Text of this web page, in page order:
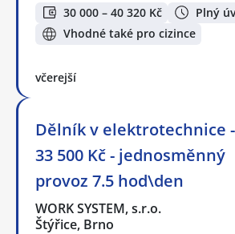
30 000 – 40 320 Kč
Plný
Vhodné také pro cizince
včerejší
Dělník v elektrotechnice
33 500 Kč - jednosměnný
provoz 7.5 hod\den
WORK SYSTEM, s.r.o.
Štýřice, Brno